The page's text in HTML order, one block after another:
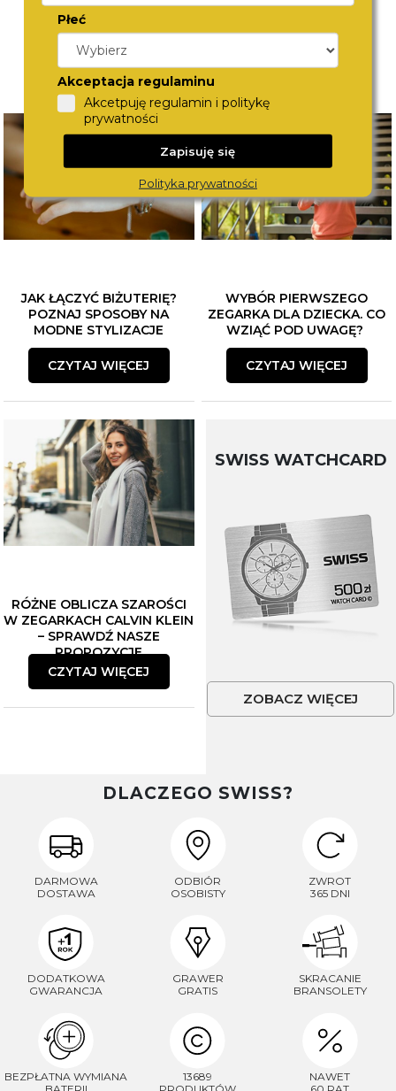
JAK ŁĄCZYĆ BIŻUTERIĘ?
POZNAJ SPOSOBY NA
MODNE STYLIZACJE
CZYTAJ WIĘCEJ
WYBÓR PIERWSZEGO
ZEGARKA DLA DZIECKA. CO
WZIĄĆ POD UWAGĘ?
CZYTAJ WIĘCEJ
RÓŻNE OBLICZA SZAROŚCI
W ZEGARKACH CALVIN KLEIN
– SPRAWDŹ NASZE
PROPOZYCJE
CZYTAJ WIĘCEJ
SWISS WATCHCARD
ZOBACZ WIĘCEJ
DLACZEGO SWISS?
DARMOWA
DOSTAWA
ODBIÓR
OSOBISTY
ZWROT
365 DNI
DODATKOWA
GWARANCJA
GRAWER
GRATIS
SKRACANIE
BRANSOLETY
BEZPŁATNA WYMIANA
13689
NAWET
Płeć
Akceptacja regulaminu
Akcetpuję regulamin i politykę
prywatności
Zapisuję się
Polityka prywatności